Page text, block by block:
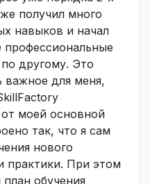
получил много
навыков и начал
другому. Это
важное для меня,
моей основной
так, что я сам
нового
практики. При этом
обучения